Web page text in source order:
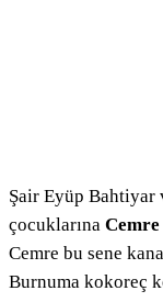
Şair Eyüp Bahtiyar
çocuklarına Cemre
Cemre bu sene
Burnuma kokoreç